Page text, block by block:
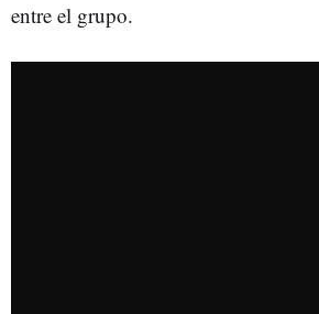
entre el grupo.